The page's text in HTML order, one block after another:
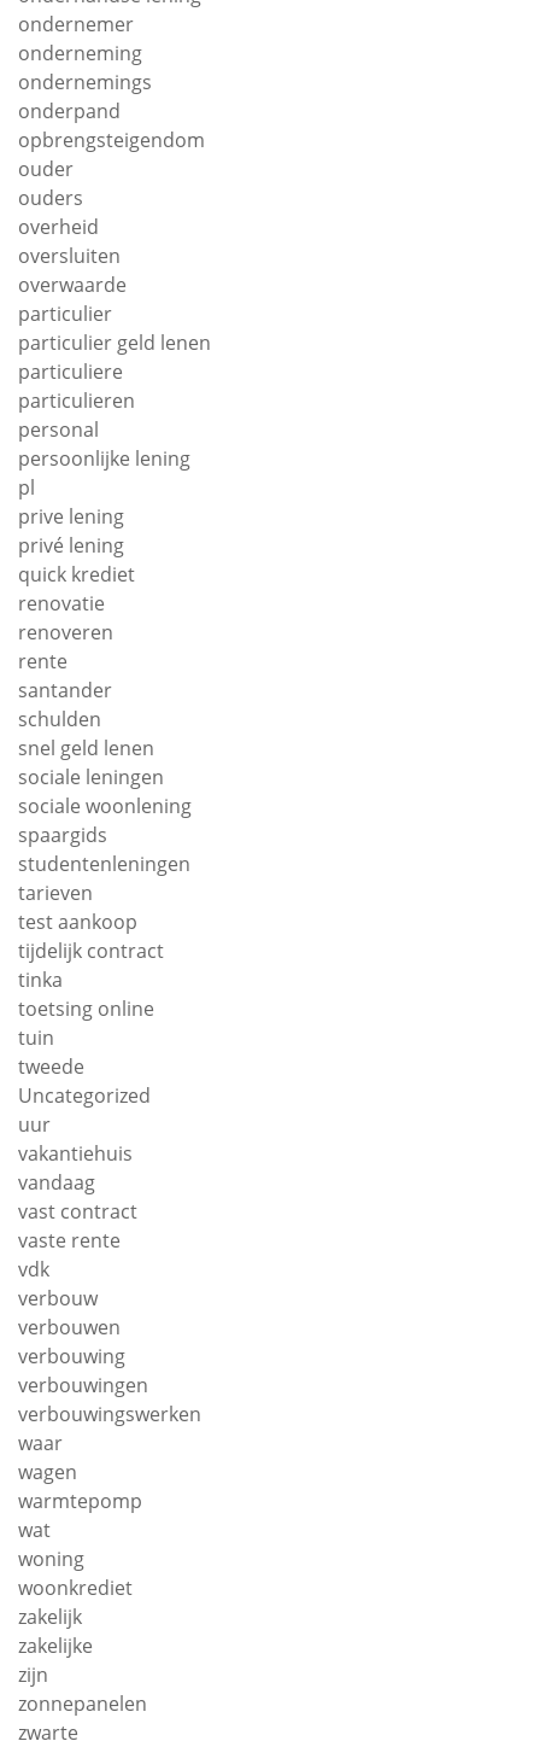
ondernemer
onderneming
ondernemings
onderpand
opbrengsteigendom
ouder
ouders
overheid
oversluiten
overwaarde
particulier
particulier geld lenen
particuliere
particulieren
personal
persoonlijke lening
pl
prive lening
privé lening
quick krediet
renovatie
renoveren
rente
santander
schulden
snel geld lenen
sociale leningen
sociale woonlening
spaargids
studentenleningen
tarieven
test aankoop
tijdelijk contract
tinka
toetsing online
tuin
tweede
Uncategorized
uur
vakantiehuis
vandaag
vast contract
vaste rente
vdk
verbouw
verbouwen
verbouwing
verbouwingen
verbouwingswerken
waar
wagen
warmtepomp
wat
woning
woonkrediet
zakelijk
zakelijke
zijn
zonnepanelen
zwarte